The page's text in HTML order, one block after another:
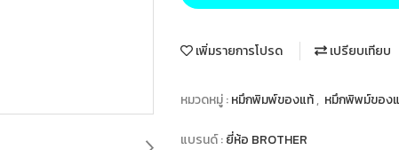
เพิ่มรายการโปรด เปรียบเทียบ
หมวดหมู่ :หมึกพิมพ์ของแท้, หมึกพิพม์ของ
แบรนด์ :ยี่ห้อ BROTHER